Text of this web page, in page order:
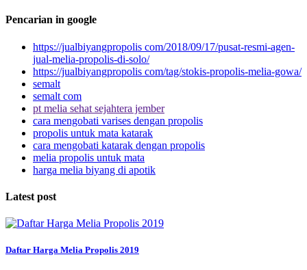
Pencarian in google
https://jualbiyangpropolis com/2018/09/17/pusat-resmi-agen-
jual-melia-propolis-di-solo/
https://jualbiyangpropolis com/tag/stokis-propolis-melia-gowa/
semalt
semalt com
pt melia sehat sejahtera jember
cara mengobati varises dengan propolis
propolis untuk mata katarak
cara mengobati katarak dengan propolis
melia propolis untuk mata
harga melia biyang di apotik
Latest post
Daftar Harga Melia Propolis 2019